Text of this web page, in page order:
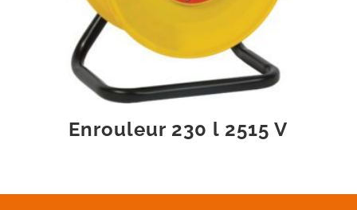
Enrouleur 230 l 2515 V